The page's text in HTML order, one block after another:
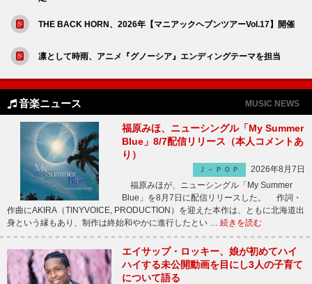
THE BACK HORN、2026年【マニアックヘブンツアーVol.17】開催
凛として時雨、アニメ『グノーシア』エンディングテーマを担当
音楽ニュース MUSIC NEWS
福原みほ、ニューシングル「My Summer
Blue」8/7配信リリース（本人コメントあ
り）
Ｊ－ＰＯＰ
2026年8月7日
福原みほが、ニューシングル「My Summer
Blue」を8月7日に配信リリースした。 作詞・
作曲にAKIRA（TINYVOICE, PRODUCTION）を迎えた本作は、ともに北海道出
身という縁もあり、制作は終始和やかに進行したとい … 続きを読む
エイサップ・ロッキー、娘が初めてハイ
ハイする未公開動画を目にし3人の子育て
について語る